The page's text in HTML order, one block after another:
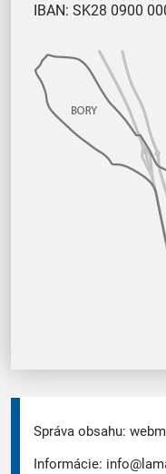
IBAN: SK28 0900
Správa obsahu:
Informácie: